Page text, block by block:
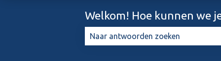
Welkom! Hoe kunnen we